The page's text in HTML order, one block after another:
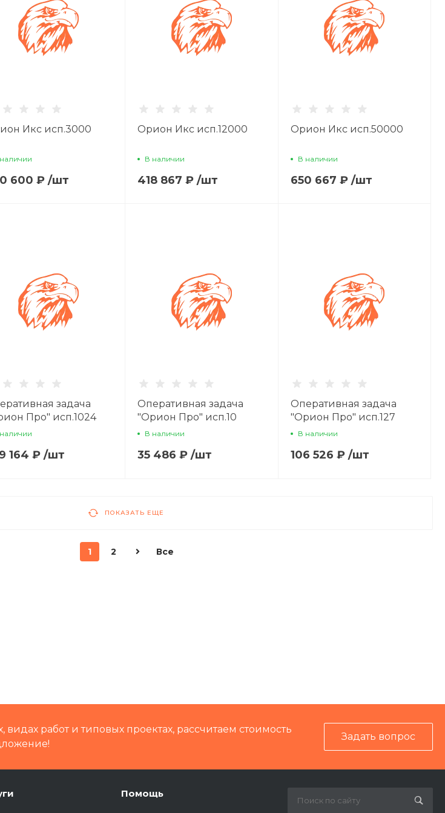
Икс исп.3000
600 ₽ /шт
Орион Икс исп.12000
В наличии
418 867 ₽ /шт
Орион Икс исп.50000
В наличии
650 667 ₽ /шт
задача
Про" исп.1024
164 ₽ /шт
Оперативная задача
"Орион Про" исп.10
В наличии
35 486 ₽ /шт
Оперативная задача
"Орион Про" исп.127
В наличии
106 526 ₽ /шт
ПОКАЗАТЬ ЕЩЕ
1 2 Все
работ и типовых проектах, рассчитаем стоимость
Задать вопрос
Помощь